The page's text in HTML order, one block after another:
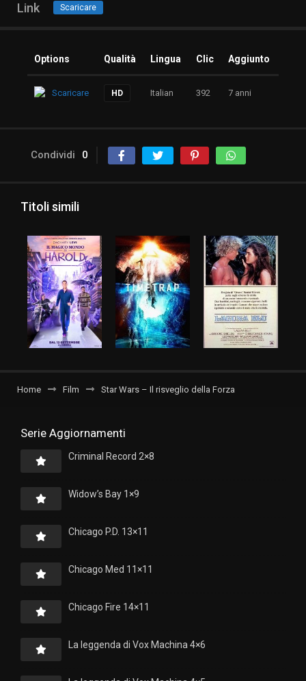
Link Scaricare
Options Qualità Lingua Clic Aggiunto
Scaricare HD Italian 392 7 anni
Condividi 0
Titoli simili
Home Film Star Wars – Il risveglio della Forza
Serie Aggiornamenti
Criminal Record 2×8
Widow’s Bay 1×9
Chicago P.D. 13×11
Chicago Med 11×11
Chicago Fire 14×11
La leggenda di Vox Machina 4×6